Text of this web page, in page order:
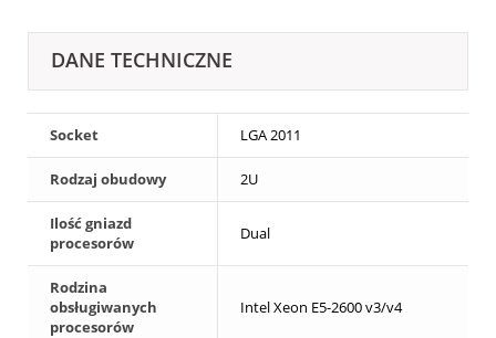
DANE TECHNICZNE
Socket LGA 2011
Rodzaj obudowy 2U
Ilość gniazd
procesorów
Dual
Rodzina
obsługiwanych
procesorów
Intel Xeon E5-2600 v3/v4